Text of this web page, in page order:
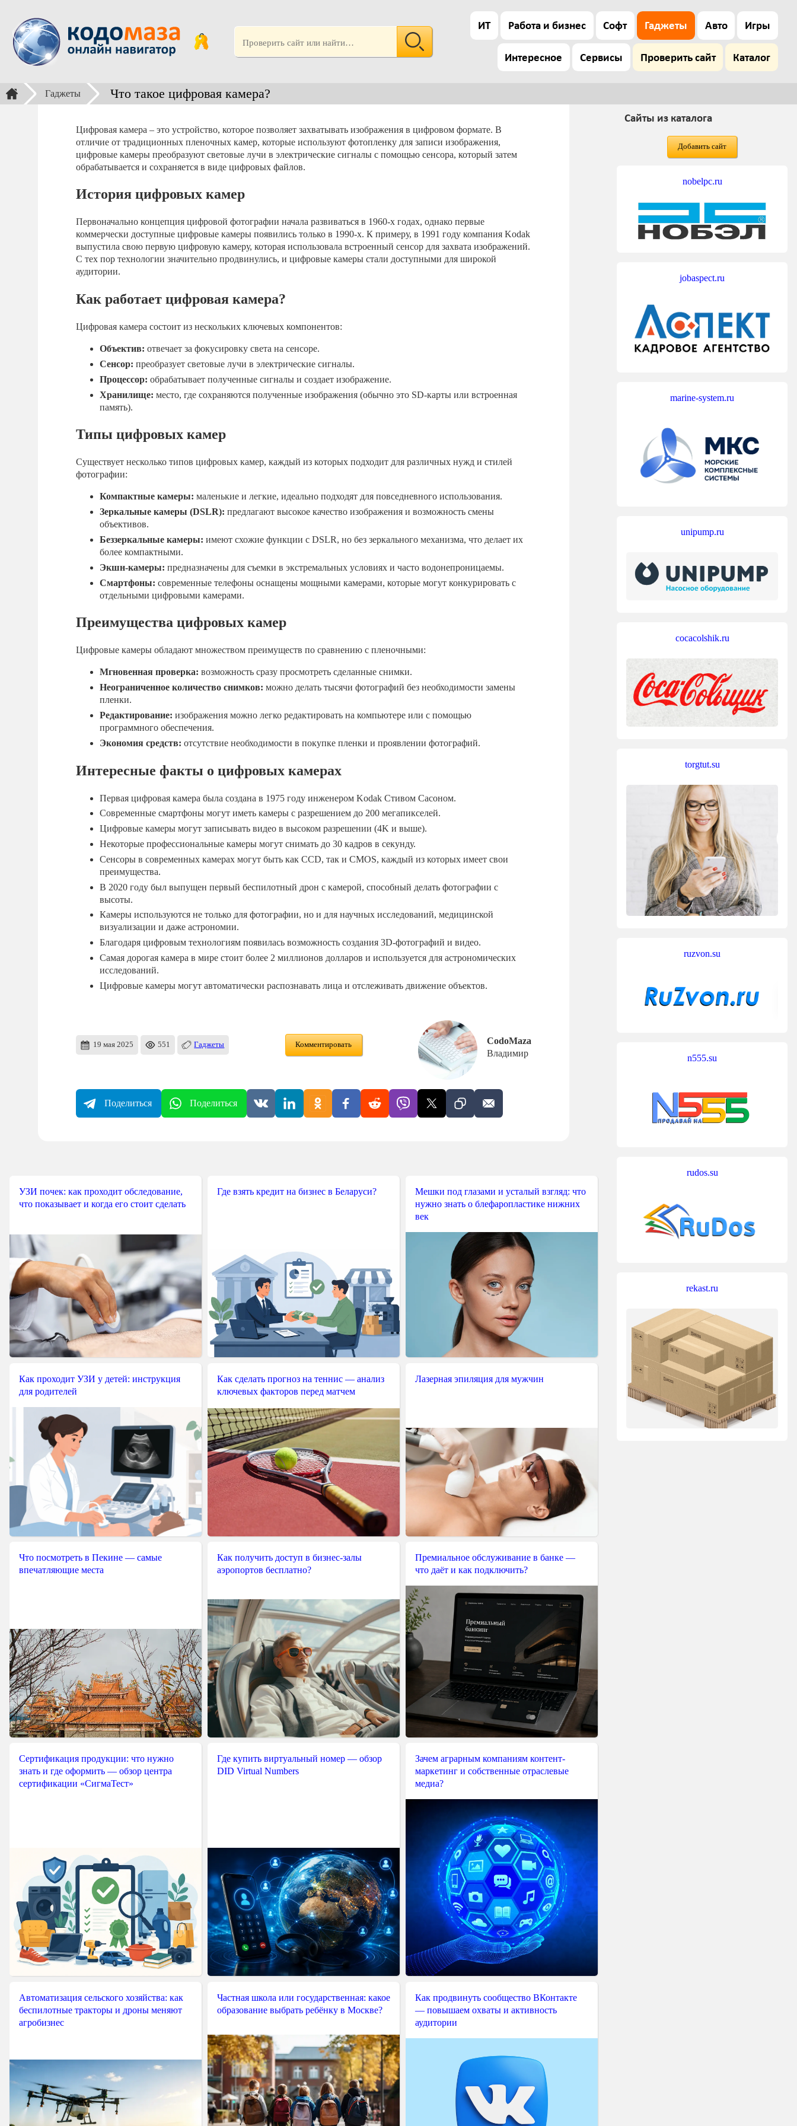
ИТ Работа и бизнес Софт Гаджеты Авто Игры
Интересное Сервисы Проверить сайт Каталог
Гаджеты Что такое цифровая камера?
Цифровая камера – это устройство, которое позволяет захватывать изображения в цифровом формате. В
отличие от традиционных пленочных камер, которые используют фотопленку для записи изображения,
цифровые камеры преобразуют световые лучи в электрические сигналы с помощью сенсора, который затем
обрабатывается и сохраняется в виде цифровых файлов.
История цифровых камер
Первоначально концепция цифровой фотографии начала развиваться в 1960-х годах, однако первые
коммерчески доступные цифровые камеры появились только в 1990-х. К примеру, в 1991 году компания Kodak
выпустила свою первую цифровую камеру, которая использовала встроенный сенсор для захвата изображений.
С тех пор технологии значительно продвинулись, и цифровые камеры стали доступными для широкой
аудитории.
Как работает цифровая камера?
Цифровая камера состоит из нескольких ключевых компонентов:
Объектив: отвечает за фокусировку света на сенсоре.
Сенсор: преобразует световые лучи в электрические сигналы.
Процессор: обрабатывает полученные сигналы и создает изображение.
Хранилище: место, где сохраняются полученные изображения (обычно это SD-карты или встроенная
память).
Типы цифровых камер
Существует несколько типов цифровых камер, каждый из которых подходит для различных нужд и стилей
фотографии:
Компактные камеры: маленькие и легкие, идеально подходят для повседневного использования.
Зеркальные камеры (DSLR): предлагают высокое качество изображения и возможность смены
объективов.
Беззеркальные камеры: имеют схожие функции с DSLR, но без зеркального механизма, что делает их
более компактными.
Экшн-камеры: предназначены для съемки в экстремальных условиях и часто водонепроницаемы.
Смартфоны: современные телефоны оснащены мощными камерами, которые могут конкурировать с
отдельными цифровыми камерами.
Преимущества цифровых камер
Цифровые камеры обладают множеством преимуществ по сравнению с пленочными:
Мгновенная проверка: возможность сразу просмотреть сделанные снимки.
Неограниченное количество снимков: можно делать тысячи фотографий без необходимости замены
пленки.
Редактирование: изображения можно легко редактировать на компьютере или с помощью
программного обеспечения.
Экономия средств: отсутствие необходимости в покупке пленки и проявлении фотографий.
Интересные факты о цифровых камерах
Первая цифровая камера была создана в 1975 году инженером Kodak Стивом Сасоном.
Современные смартфоны могут иметь камеры с разрешением до 200 мегапикселей.
Цифровые камеры могут записывать видео в высоком разрешении (4K и выше).
Некоторые профессиональные камеры могут снимать до 30 кадров в секунду.
Сенсоры в современных камерах могут быть как CCD, так и CMOS, каждый из которых имеет свои
преимущества.
В 2020 году был выпущен первый беспилотный дрон с камерой, способный делать фотографии с
высоты.
Камеры используются не только для фотографии, но и для научных исследований, медицинской
визуализации и даже астрономии.
Благодаря цифровым технологиям появилась возможность создания 3D-фотографий и видео.
Самая дорогая камера в мире стоит более 2 миллионов долларов и используется для астрономических
исследований.
Цифровые камеры могут автоматически распознавать лица и отслеживать движение объектов.
19 мая 2025 551 Гаджеты Комментировать
CodoMaza
Владимир
Поделиться Поделиться
УЗИ почек: как проходит обследование,
что показывает и когда его стоит сделать
Где взять кредит на бизнес в Беларуси?
Мешки под глазами и усталый взгляд: что
нужно знать о блефаропластике нижних
век
Как проходит УЗИ у детей: инструкция
для родителей
Как сделать прогноз на теннис — анализ
ключевых факторов перед матчем
Лазерная эпиляция для мужчин
Что посмотреть в Пекине — самые
впечатляющие места
Как получить доступ в бизнес-залы
аэропортов бесплатно?
Премиальное обслуживание в банке —
что даёт и как подключить?
Сертификация продукции: что нужно
знать и где оформить — обзор центра
сертификации «СигмаТест»
Где купить виртуальный номер — обзор
DID Virtual Numbers
Зачем аграрным компаниям контент-
маркетинг и собственные отраслевые
медиа?
Автоматизация сельского хозяйства: как
беспилотные тракторы и дроны меняют
агробизнес
Частная школа или государственная: какое
образование выбрать ребёнку в Москве?
Как продвинуть сообщество ВКонтакте
— повышаем охваты и активность
аудитории
Сайты из каталога
Добавить сайт
nobelpc.ru
jobaspect.ru
marine-system.ru
unipump.ru
cocacolshik.ru
torgtut.su
ruzvon.su
n555.su
rudos.su
rekast.ru